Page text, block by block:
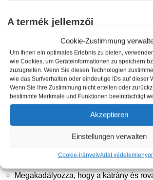
Cookie-Zustimmung
Um Ihnen ein optimales Erlebnis zu bieten,
wie Cookies, um Geräteinformationen zu speichern
zuzugreifen. Wenn Sie diesen Technologien
wie das Surfverhalten oder eindeutige IDs auf dieser
Wenn Sie Ihre Zustimmung nicht erteilen oder
bestimmte Merkmale und Funktionen beeinträchtigt
Akzeptieren
Einstellungen verwalten
Cookie-irányelvAdat védelem
A termék jellemzői
Kiváló minőségű csiszolóanyag
festékrétegek nélkül
Emulzió, nagyon könnyen használható
Ragyogó és színfrissítő hatás
Egy lépésben tisztít, fényez és tömít
kátrányt, gyantát és
Megakadályozza, hogy a kátrány és